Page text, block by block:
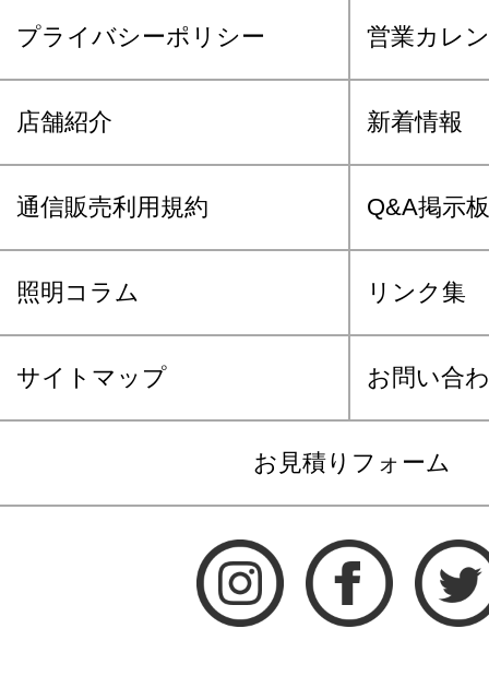
プライバシーポリシー 営業カレ
店舗紹介 新着情報
通信販売利用規約 Q&A掲示板
照明コラム リンク集
サイトマップ お問い合
お見積りフォーム